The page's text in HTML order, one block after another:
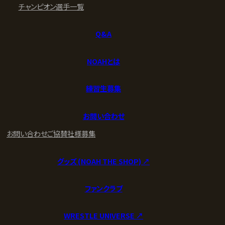
チャンピオン選手一覧
Q&A
NOAHとは
練習生募集
お問い合わせ
お問い合わせご協賛社様募集
グッズ (NOAH THE SHOP) ↗︎
ファンクラブ
WRESTLE UNIVERSE ↗︎